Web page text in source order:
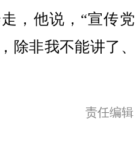
，他说，“宣传
除非我不能讲了
责任编